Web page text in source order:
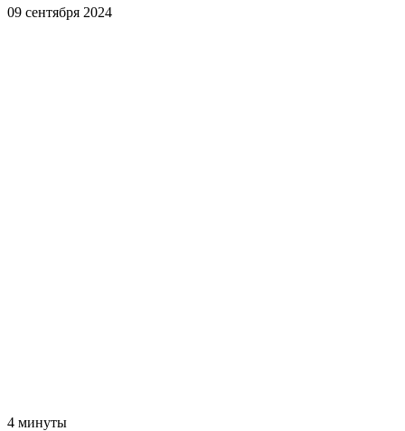
09 сентября 2024
4 минуты